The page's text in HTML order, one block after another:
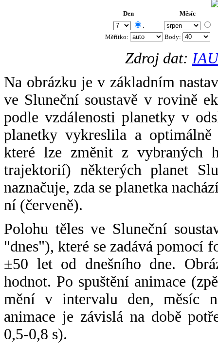
Den Měsíc
.
Měřítko: Body:
Zdroj dat:
Na obrázku je v základním
ve Sluneční soustavě v rovině
podle vzdálenosti planetky v
planetky vykreslila a
které lze změnit z vybraných
trajektorií) některých planet
naznačuje, zda se planetka
ní (červeně).
Polohu těles ve Sluneční
"dnes"), které se zadává pomocí
±50 let od dnešního dne.
hodnot. Po spuštění animace
mění v intervalu den, měsíc
animace je závislá na době
0,5-0,8 s).